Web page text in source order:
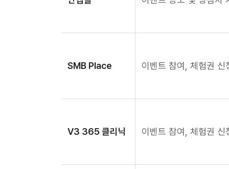
SMB Place 이벤트 참여, 체험권 신
V3 365 클리닉 이벤트 참여, 체험권 신